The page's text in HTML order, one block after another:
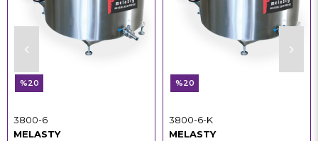
MELASTY
3800-6
%20
MELASTY
3800-6-K
%20